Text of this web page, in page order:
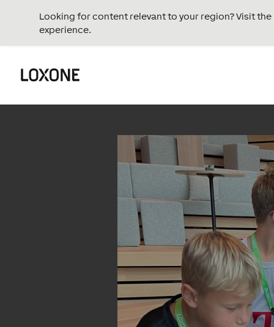
Looking for content relevant to your region? Visit
experience.